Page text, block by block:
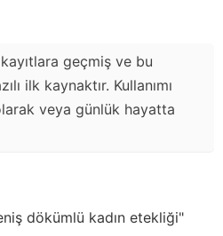
geçmiş ve bu
ilk kaynaktır. Kullanımı
veya günlük hayatta
dökümlü kadın etekliği"